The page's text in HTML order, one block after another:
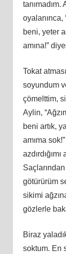
oyalanınca,
beni, yeter
amına!”
Tokat
soyundum
çömelttim,
Aylin,
beni artık,
amıma
götürürüm
sikimi
gözlerle
Biraz
soktum. En